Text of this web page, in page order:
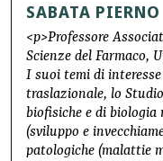
SABATA PIERNO
<p>Professore
Scienze del Farmaco,
I suoi temi di
traslazionale, lo
biofisiche e di
(sviluppo e
patologiche (malattie